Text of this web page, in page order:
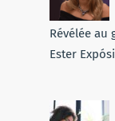
Révélée au
Ester